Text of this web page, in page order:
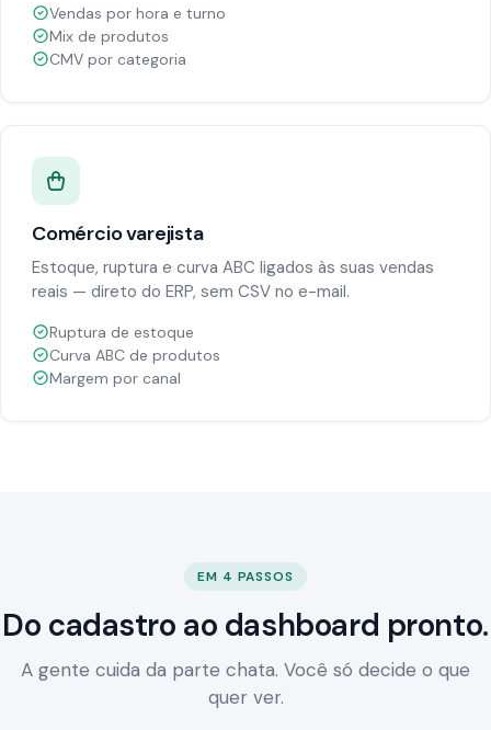
Vendas por hora e turno
Mix de produtos
CMV por categoria
Comércio varejista
Estoque, ruptura e curva ABC ligados às suas vendas
reais — direto do ERP, sem CSV no e-mail.
Ruptura de estoque
Curva ABC de produtos
Margem por canal
EM 4 PASSOS
Do cadastro ao dashboard pronto.
A gente cuida da parte chata. Você só decide o que
quer ver.